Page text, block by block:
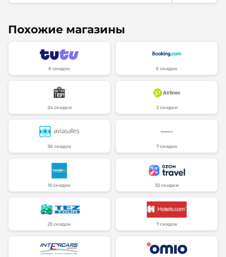
Похожие магазины
6 скидок 6 скидок
24 скидки 2 скидки
36 скидок 7 скидок
15 скидок 32 скидки
25 скидок 7 скидок